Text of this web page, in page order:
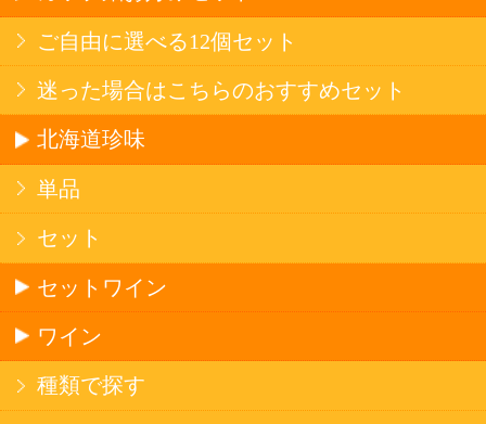
ビール・発泡酒
ストロングサワー
果実フレーバー
北海道ならでは
リピーター多数
斬新テイスト
お店で大人気
サッポロビール
北海道産酒
ソフトドリンク
コーヒー